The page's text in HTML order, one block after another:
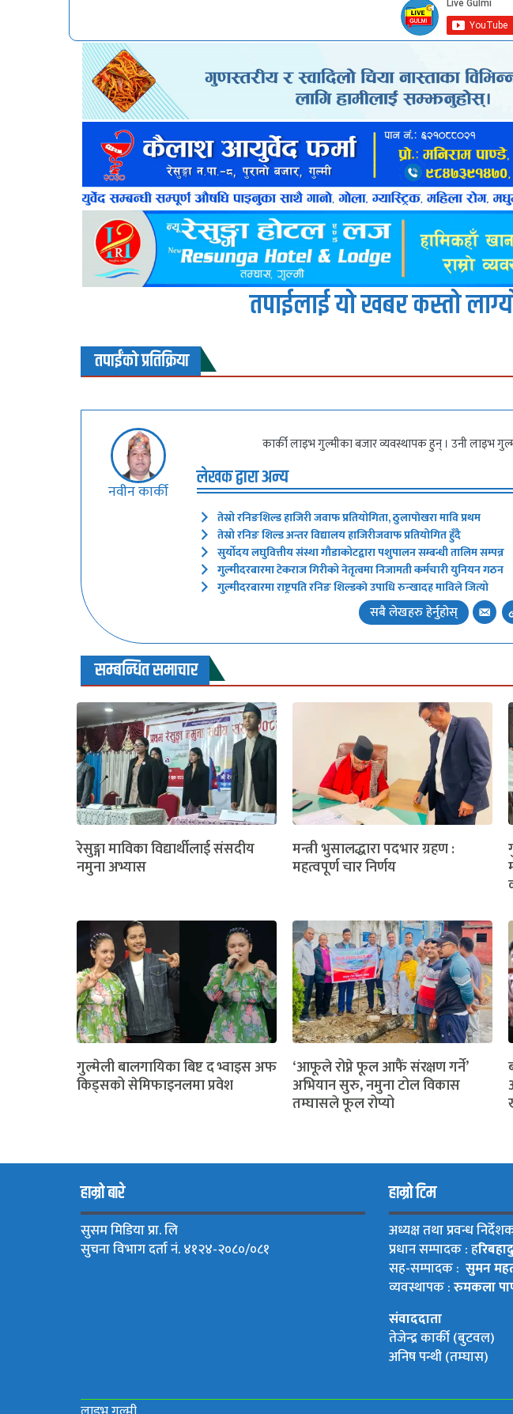
तपाईलाई यो खबर कस्तो
तपाईंको प्रतिक्रिया
नवीन कार्की
कार्की लाइभ गुल्मीका बजार व्यवस्थापक हुन् । उनी लाइभ
लेखक द्वारा अन्य
तेस्रो रनिङशिल्ड हाजिरी जवाफ प्रतियोगिता, ठुलापाेखरा मावि प्रथम
तेस्रो रनिङ शिल्ड अन्तर विद्यालय हाजिरीजवाफ प्रतियोगित हुँदै
सुर्याेदय लघुवित्तीय संस्था गौडाकोटद्वारा पशुपालन सम्बन्धी तालिम सम्पन्न
गुल्मीदरबारमा टेकराज गिरीको नेतृत्वमा निजामती कर्मचारी युनियन गठन
गुल्मीदरबारमा राष्ट्रपति रनिङ शिल्डकाे उपाधि रुन्खादह माविले जित्यो
सबै लेखहरु हेर्नुहोस्
सम्बन्धित समाचार
रेसुङ्गा माविका विद्यार्थीलाई संसदीय
नमुना अभ्यास
मन्त्री भुसालद्धारा पदभार ग्रहण :
महत्वपूर्ण चार निर्णय
गुल्मेली बालगायिका बिष्ट द भ्वाइस अफ
किड्सको सेमिफाइनलमा प्रवेश
‘आफूले रोप्ने फूल आफैं संरक्षण गर्ने’
अभियान सुरु, नमुना टोल विकास
तम्घासले फूल रोप्यो
हाम्रो बारे
सुसम मिडिया प्रा. लि
सुचना विभाग दर्ता नं. ४१२४-२०८०/०८१
हाम्रो टिम
अध्यक्ष तथा प्रवन्ध
प्रधान सम्पादक : ह
सह-सम्पादक : सुमन
व्यवस्थापक :रुमकला
संवाददाता
तेजेन्द्र कार्की (बुटवल)
अनिष पन्थी (तम्घास)